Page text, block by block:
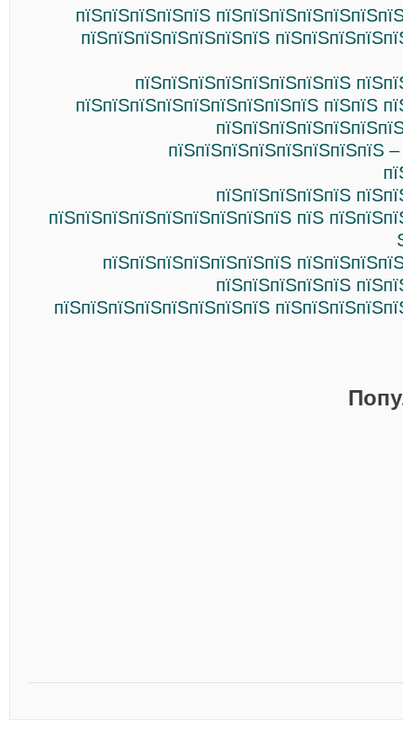
пїЅпїЅпїЅпїЅпїЅ
пїЅпїЅпїЅпїЅпїЅпїЅпїЅ
пїЅпїЅпїЅпїЅпїЅпїЅпїЅпїЅ
пїЅпїЅпїЅпїЅпїЅпїЅпїЅпїЅпїЅ пїЅпїЅ
пїЅпїЅпїЅпїЅпїЅпїЅпїЅпїЅ
пїЅпїЅпїЅпїЅпїЅ
пїЅпїЅпїЅпїЅпїЅпїЅпїЅпїЅпїЅ пїЅ
пїЅпїЅпїЅпїЅпїЅпїЅпїЅ
пїЅпїЅпїЅпїЅпїЅ
пїЅпїЅпїЅпїЅпїЅпїЅпїЅпїЅ